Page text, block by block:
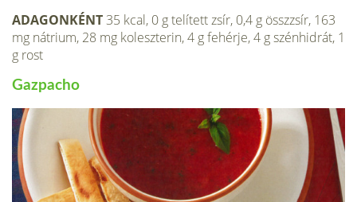
ADAGONKÉNT 35 kcal, 0 g telített zsír, 0,4 g összzsír, 163
mg nátrium, 28 mg koleszterin, 4 g fehérje, 4 g szénhidrát, 1
g rost
Gazpacho